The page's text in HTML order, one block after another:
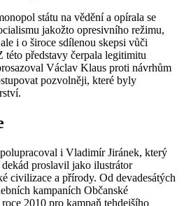
státu na vědění a opírala se
jakožto opresivního režimu,
i o široce sdílenou skepsi vůči
této představy čerpala legitimitu
Václav Klaus proti návrhům
pozvolněji, které byly
i Vladimír Jiránek, který
proslavil jako ilustrátor
civilizace a přírody. Od devadesátých
kampaních Občanské
2010 pro kampaň tehdejšího